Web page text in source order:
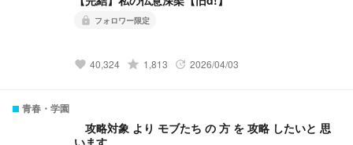
lock フォロワー限定
favorite 40,324 grade 1,813 update 2026/04/03
青春・学園
︎︎攻略対象 より モブたち の 方 を 攻略 したいと 思